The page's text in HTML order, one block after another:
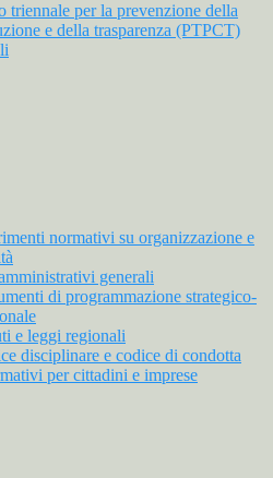
triennale per la prevenzione della
e della trasparenza (PTPCT)
normativi su organizzazione e
generali
di programmazione strategico-
e leggi regionali
disciplinare e codice di condotta
per cittadini e imprese